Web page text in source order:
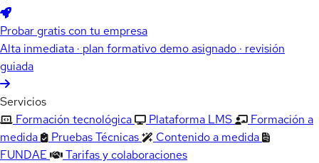
Probar gratis con tu empresa
Alta inmediata · plan formativo demo asignado · revisión
guiada
Servicios
Formación tecnológica
Plataforma LMS
Formación a
medida
Pruebas Técnicas
Contenido a medida
FUNDAE
Tarifas y colaboraciones